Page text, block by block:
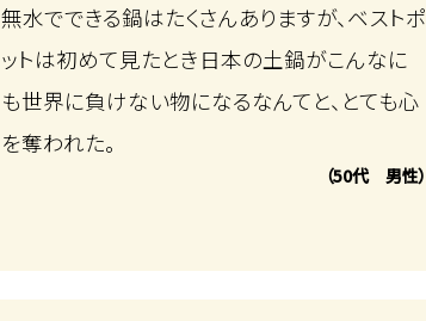
無水でできる鍋はたくさんありますが、ベストポ
ットは初めて見たとき日本の土鍋がこんなに
も世界に負けない物になるなんてと、とても心
を奪われた。
（50代 男性）